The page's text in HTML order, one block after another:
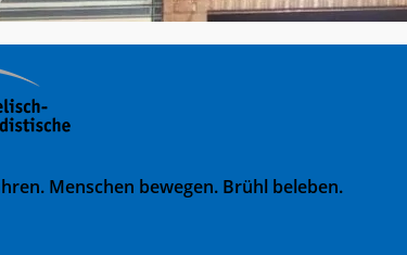
Menschen bewegen. Brühl beleben.